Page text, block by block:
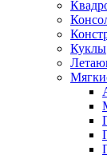
Куклы